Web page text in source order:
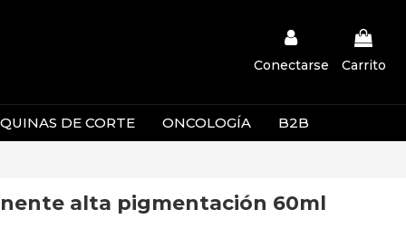
Conectarse Carrito
DE CORTE ONCOLOGÍA B2B
alta pigmentación 60ml